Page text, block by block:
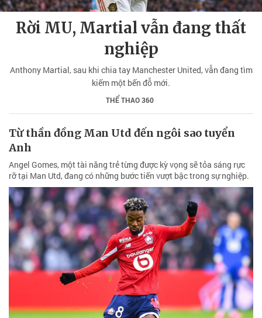
Rời MU, Martial vẫn đang thất
nghiệp
Anthony Martial, sau khi chia tay Manchester United, vẫn đang tìm
kiếm một bến đỗ mới.
THỂ THAO 360
Từ thần đồng Man Utd đến ngôi sao tuyển
Anh
Angel Gomes, một tài năng trẻ từng được kỳ vọng sẽ tỏa sáng rực
rỡ tại Man Utd, đang có những bước tiến vượt bậc trong sự nghiệp.